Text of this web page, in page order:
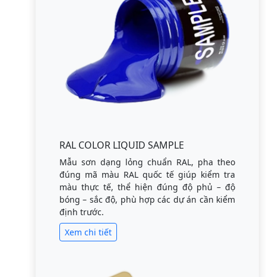
RAL COLOR LIQUID SAMPLE
Mẫu sơn dạng lỏng chuẩn RAL, pha theo
đúng mã màu RAL quốc tế giúp kiểm tra
màu thực tế, thể hiện đúng độ phủ – độ
bóng – sắc độ, phù hợp các dự án cần kiểm
định trước.
Xem chi tiết